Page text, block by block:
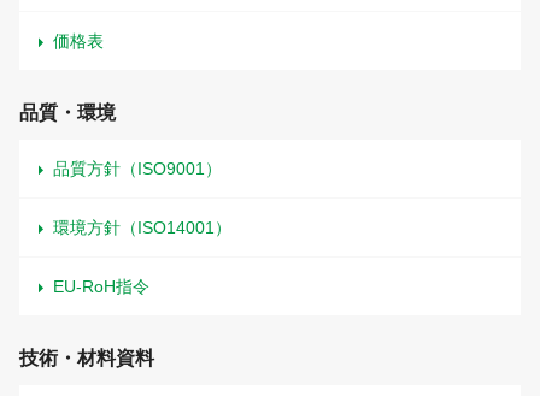
価格表
品質・環境
品質方針（ISO9001）
環境方針（ISO14001）
EU-RoH指令
技術・材料資料